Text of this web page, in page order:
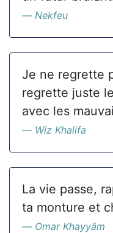
Nekfeu
Je ne regrette
regrette juste
avec les
Wiz Khalifa
La vie passe,
ta monture et
Omar Khayyâm